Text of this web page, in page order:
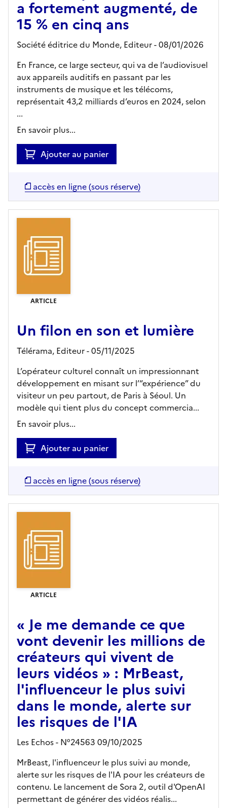
a fortement augmenté, de
15 % en cinq ans
Société éditrice du Monde, Editeur- 08/01/2026
En France, ce large secteur, qui va de l’audiovisuel
aux appareils auditifs en passant par les
instruments de musique et les télécoms,
représentait 43,2 milliards d’euros en 2024, selon
...
En savoir plus...
Ajouter au panier
accès en ligne (sous réserve)
ARTICLE
Un filon en son et lumière
Télérama, Editeur- 05/11/2025
L’opérateur culturel connaît un impressionnant
développement en misant sur l’“expérience” du
visiteur un peu partout, de Paris à Séoul. Un
modèle qui tient plus du concept commercia...
En savoir plus...
Ajouter au panier
accès en ligne (sous réserve)
ARTICLE
« Je me demande ce que
vont devenir les millions de
créateurs qui vivent de
leurs vidéos » : MrBeast,
l'influenceur le plus suivi
dans le monde, alerte sur
les risques de l'IA
Les Echos - N°24563 09/10/2025
MrBeast, l'influenceur le plus suivi au monde,
alerte sur les risques de l'IA pour les créateurs de
contenu. Le lancement de Sora 2, outil d'OpenAI
permettant de générer des vidéos réalis...